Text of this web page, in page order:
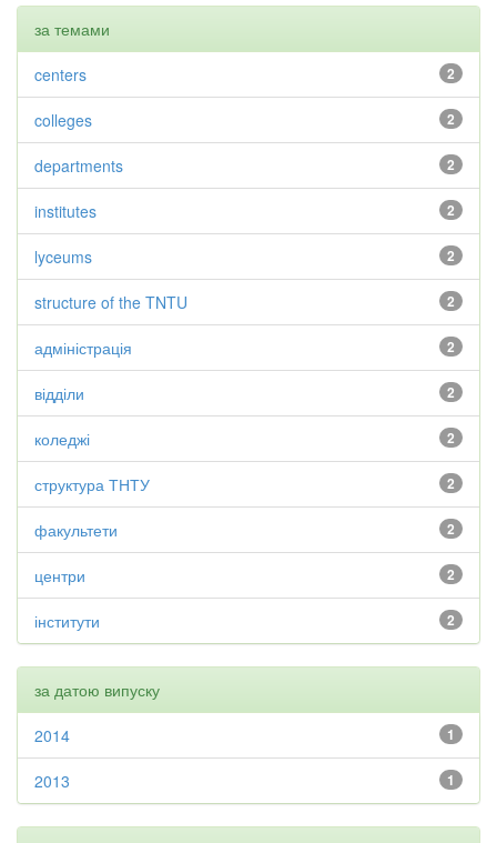
за темами
2
centers
2
colleges
2
departments
2
institutes
2
lyceums
2
structure of the TNTU
2
адміністрація
2
відділи
2
коледжі
2
структура ТНТУ
2
факультети
2
центри
2
інститути
за датою випуску
1
2014
1
2013